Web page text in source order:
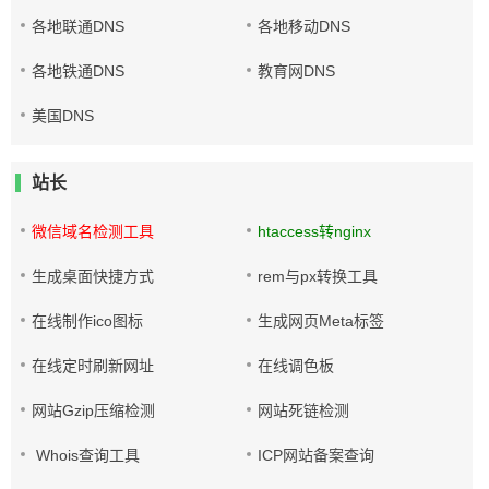
各地联通DNS 各地移动DNS
各地铁通DNS 教育网DNS
美国DNS
站长
微信域名检测工具 htaccess转nginx
生成桌面快捷方式 rem与px转换工具
在线制作ico图标 生成网页Meta标签
在线定时刷新网址 在线调色板
网站Gzip压缩检测 网站死链检测
Whois查询工具 ICP网站备案查询